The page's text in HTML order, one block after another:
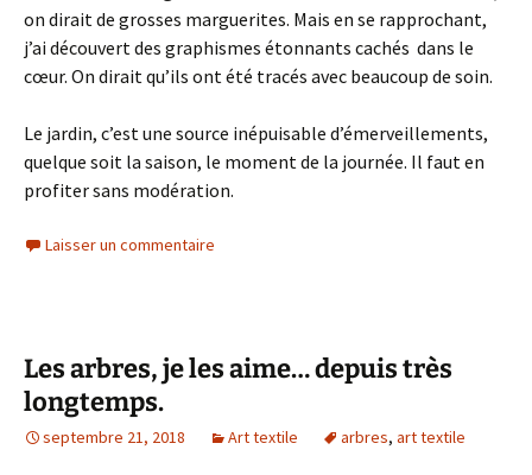
on dirait de grosses marguerites. Mais en se rapprochant,
j’ai découvert des graphismes étonnants cachés dans le
cœur. On dirait qu’ils ont été tracés avec beaucoup de soin.
Le jardin, c’est une source inépuisable d’émerveillements,
quelque soit la saison, le moment de la journée. Il faut en
profiter sans modération.
Laisser un commentaire
Les arbres, je les aime… depuis très
longtemps.
septembre 21, 2018 Art textile arbres, art textile